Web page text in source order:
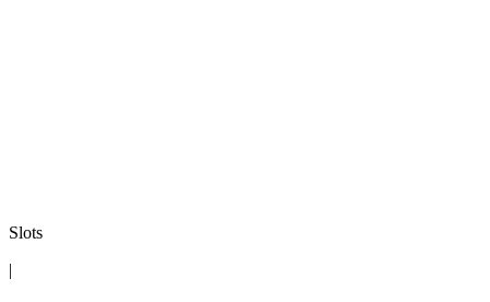
Slots
|